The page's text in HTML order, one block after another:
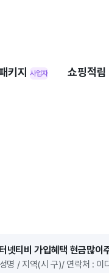
키지 사업자 쇼핑적립
명 / 지역(시 구)/ 연락처 : 이